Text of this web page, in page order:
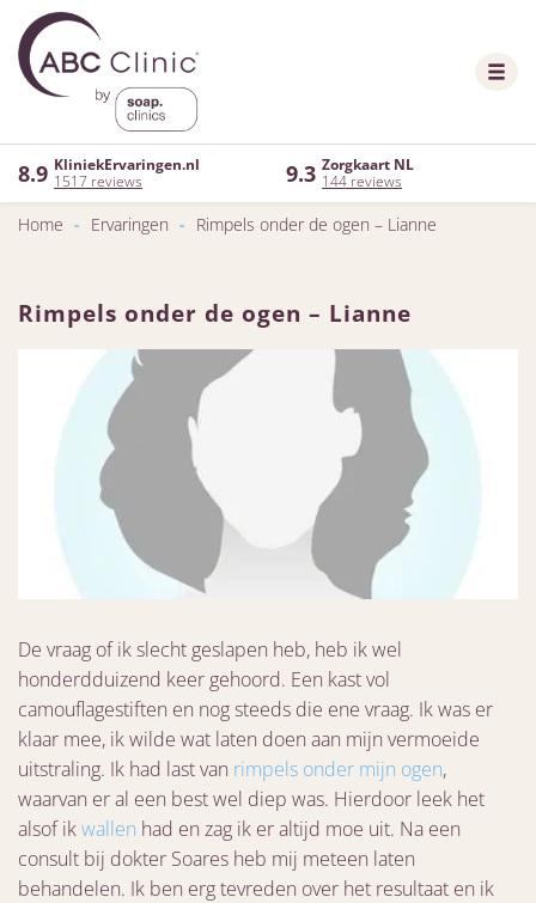
8.9 KliniekErvaringen.nl
1517 reviews
9.3 Zorgkaart NL
144 reviews
Home - Ervaringen - Rimpels onder de ogen – Lianne
Rimpels onder de ogen – Lianne
De vraag of ik slecht geslapen heb, heb ik wel
honderdduizend keer gehoord. Een kast vol
camouflagestiften en nog steeds die ene vraag. Ik was er
klaar mee, ik wilde wat laten doen aan mijn vermoeide
uitstraling. Ik had last van rimpels onder mijn ogen,
waarvan er al een best wel diep was. Hierdoor leek het
alsof ikwallen had en zag ik er altijd moe uit. Na een
consult bij dokter Soares heb mij meteen laten
behandelen. Ik ben erg tevreden over het resultaat en ik